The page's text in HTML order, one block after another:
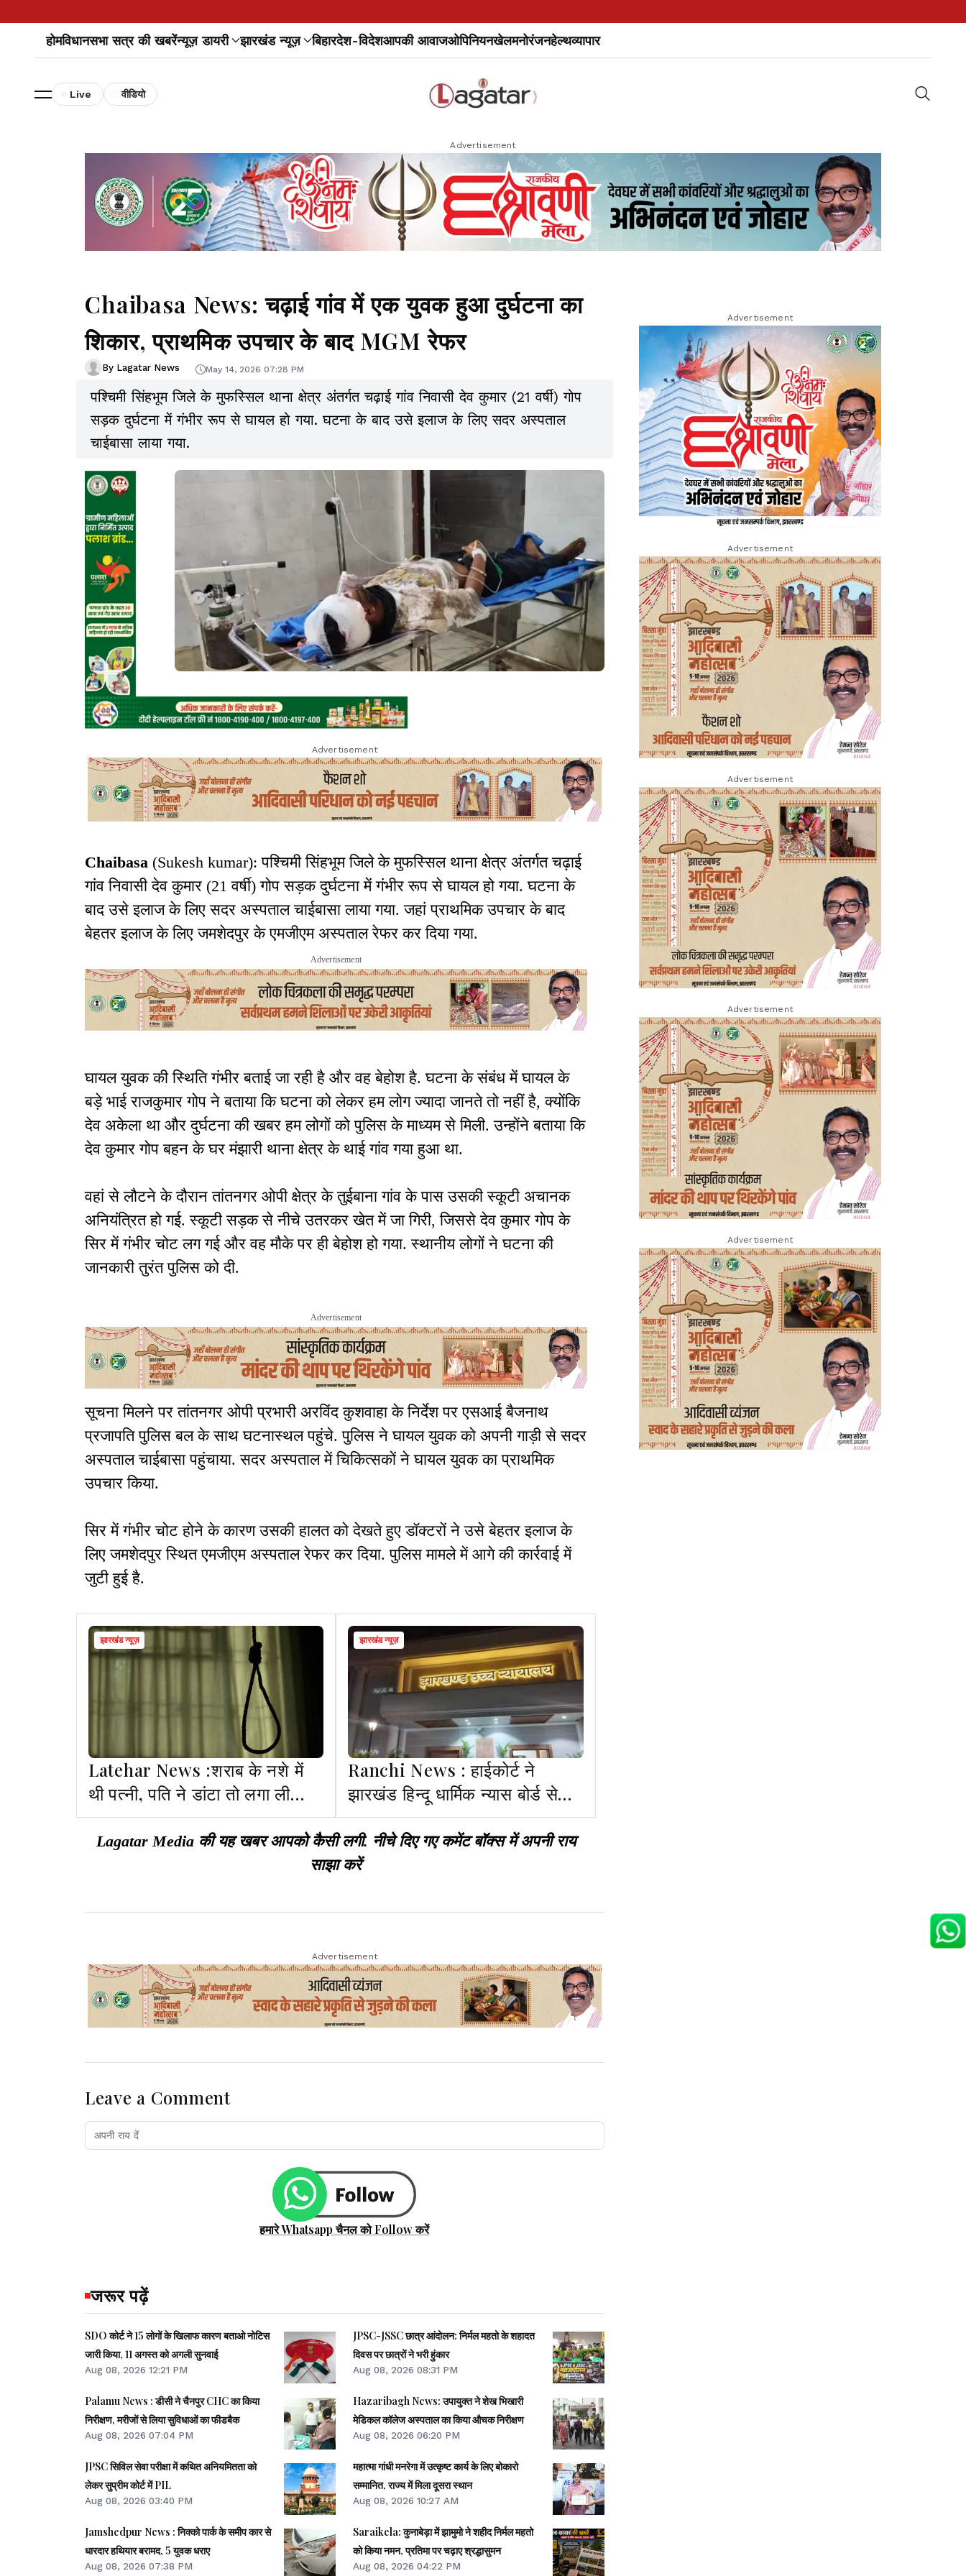
होमविधानसभा सत्र की खबरेंन्यूज़ डायरी झारखंड न्यूज़ बिहारदेश-विदेशआपकी आवाजओपिनियनखेलमनोरंजनहेल्थव्यापार
Live वीडियो
Advertisement
Chaibasa News: चढ़ाई गांव में एक युवक हुआ दुर्घटना का
शिकार, प्राथमिक उपचार के बाद MGM रेफर
By Lagatar News May 14, 2026 07:28 PM
पश्चिमी सिंहभूम जिले के मुफस्सिल थाना क्षेत्र अंतर्गत चढ़ाई गांव निवासी देव कुमार (21 वर्षी) गोप
सड़क दुर्घटना में गंभीर रूप से घायल हो गया. घटना के बाद उसे इलाज के लिए सदर अस्पताल
चाईबासा लाया गया.
Advertisement
Chaibasa (Sukesh kumar): पश्चिमी सिंहभूम जिले के मुफस्सिल थाना क्षेत्र अंतर्गत चढ़ाई
गांव निवासी देव कुमार (21 वर्षी) गोप सड़क दुर्घटना में गंभीर रूप से घायल हो गया. घटना के
बाद उसे इलाज के लिए सदर अस्पताल चाईबासा लाया गया. जहां प्राथमिक उपचार के बाद
बेहतर इलाज के लिए जमशेदपुर के एमजीएम अस्पताल रेफर कर दिया गया.
Advertisement
घायल युवक की स्थिति गंभीर बताई जा रही है और वह बेहोश है. घटना के संबंध में घायल के
बड़े भाई राजकुमार गोप ने बताया कि घटना को लेकर हम लोग ज्यादा जानते तो नहीं है, क्योंकि
देव अकेला था और दुर्घटना की खबर हम लोगों को पुलिस के माध्यम से मिली. उन्होंने बताया कि
देव कुमार गोप बहन के घर मंझारी थाना क्षेत्र के थाई गांव गया हुआ था.
वहां से लौटने के दौरान तांतनगर ओपी क्षेत्र के तुईबाना गांव के पास उसकी स्कूटी अचानक
अनियंत्रित हो गई. स्कूटी सड़क से नीचे उतरकर खेत में जा गिरी, जिससे देव कुमार गोप के
सिर में गंभीर चोट लग गई और वह मौके पर ही बेहोश हो गया. स्थानीय लोगों ने घटना की
जानकारी तुरंत पुलिस को दी.
Advertisement
सूचना मिलने पर तांतनगर ओपी प्रभारी अरविंद कुशवाहा के निर्देश पर एसआई बैजनाथ
प्रजापति पुलिस बल के साथ घटनास्थल पहुंचे. पुलिस ने घायल युवक को अपनी गाड़ी से सदर
अस्पताल चाईबासा पहुंचाया. सदर अस्पताल में चिकित्सकों ने घायल युवक का प्राथमिक
उपचार किया.
सिर में गंभीर चोट होने के कारण उसकी हालत को देखते हुए डॉक्टरों ने उसे बेहतर इलाज के
लिए जमशेदपुर स्थित एमजीएम अस्पताल रेफर कर दिया. पुलिस मामले में आगे की कार्रवाई में
जुटी हुई है.
झारखंड न्यूज़
Latehar News :शराब के नशे में
थी पत्नी, पति ने डांटा तो लगा ली
फांसी
झारखंड न्यूज़
Ranchi News : हाईकोर्ट ने
झारखंड हिन्दू धार्मिक न्यास बोर्ड से
मांगा जवाब
Lagatar Media की यह खबर आपको कैसी लगी. नीचे दिए गए कमेंट बॉक्स में अपनी राय
साझा करें
Advertisement
Leave a Comment
हमारे Whatsapp चैनल को Follow करें
जरूर पढ़ें
SDO कोर्ट ने 15 लोगों के खिलाफ कारण बताओ नोटिस
जारी किया, 11 अगस्त को अगली सुनवाई
Aug 08, 2026 12:21 PM
Palamu News : डीसी ने चैनपुर CHC का किया
निरीक्षण, मरीजों से लिया सुविधाओं का फीडबैक
Aug 08, 2026 07:04 PM
JPSC सिविल सेवा परीक्षा में कथित अनियमितता को
लेकर सुप्रीम कोर्ट में PIL
Aug 08, 2026 03:40 PM
Jamshedpur News : निक्को पार्क के समीप कार से
धारदार हथियार बरामद, 5 युवक धराए
Aug 08, 2026 07:38 PM
JPSC-JSSC छात्र आंदोलन: निर्मल महतो के शहादत
दिवस पर छात्रों ने भरी हुंकार
Aug 08, 2026 08:31 PM
Hazaribagh News: उपायुक्त ने शेख भिखारी
मेडिकल कॉलेज अस्पताल का किया औचक निरीक्षण
Aug 08, 2026 06:20 PM
महात्मा गांधी मनरेगा में उत्कृष्ट कार्य के लिए बोकारो
सम्मानित, राज्य में मिला दूसरा स्थान
Aug 08, 2026 10:27 AM
Saraikela: कुनाबेड़ा में झामुमो ने शहीद निर्मल महतो
को किया नमन, प्रतिमा पर चढ़ाए श्रद्धासुमन
Aug 08, 2026 04:22 PM
Advertisement
Advertisement
Advertisement
Advertisement
Advertisement